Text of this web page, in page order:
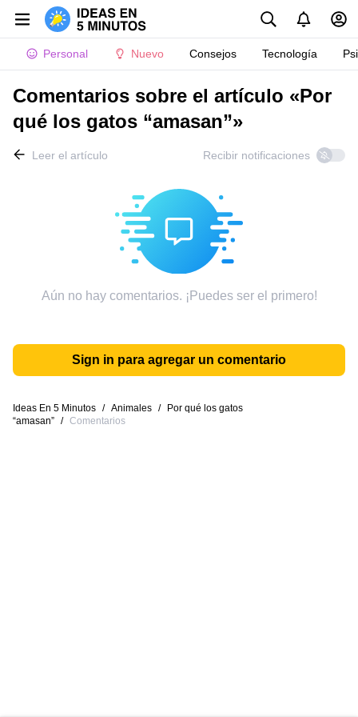
Personal Nuevo Consejos Tecnología
Comentarios sobre el artículo «Por
qué los gatos “amasan”»
Leer el artículo Recibir notificaciones
Aún no hay comentarios. ¡Puedes ser el primero!
Sign in para agregar un comentario
Ideas En 5 Minutos / Animales /
Por qué los gatos
“amasan” / Comentarios